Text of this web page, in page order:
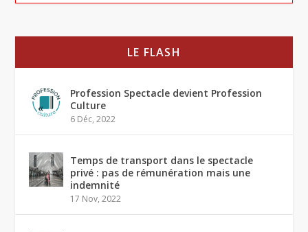
LE FLASH
Profession Spectacle devient Profession
Culture
6 Déc, 2022
Temps de transport dans le spectacle
privé : pas de rémunération mais une
indemnité
17 Nov, 2022